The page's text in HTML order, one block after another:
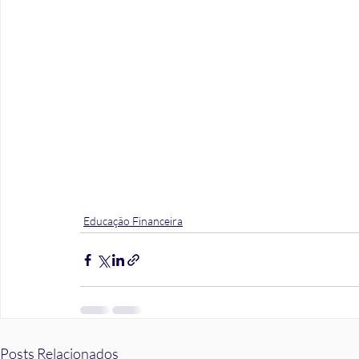
Educação Financeira
Posts Relacionados